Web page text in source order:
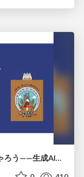
そこに3びきプロダクトがいるじゃろう——生成AI時代における“価値が届かない理由”の構造